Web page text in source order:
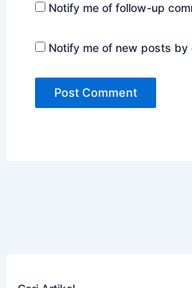
Notify me of follow-up
Notify me of new posts by